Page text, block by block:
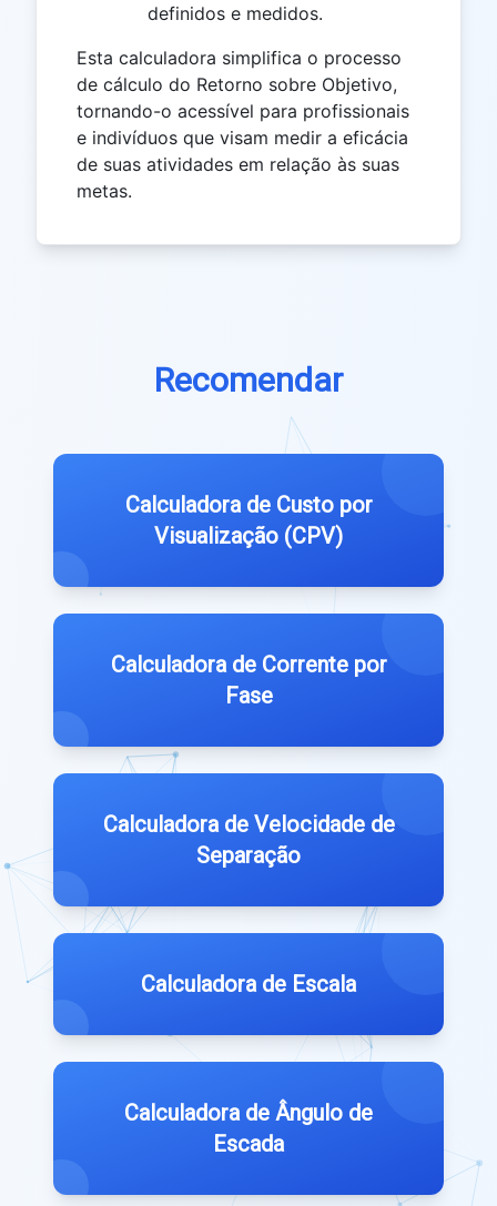
definidos e medidos.
Esta calculadora simplifica o processo
de cálculo do Retorno sobre Objetivo,
tornando-o acessível para profissionais
e indivíduos que visam medir a eficácia
de suas atividades em relação às suas
metas.
Recomendar
Calculadora de Custo por
Visualização (CPV)
Calculadora de Corrente por
Fase
Calculadora de Velocidade de
Separação
Calculadora de Escala
Calculadora de Ângulo de
Escada